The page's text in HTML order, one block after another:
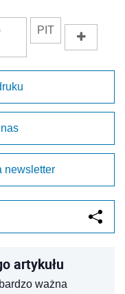
PIT
newsletter
artykułu
ważna